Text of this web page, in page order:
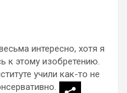
интересно, хотя я
к этому изобретению.
учили как-то не